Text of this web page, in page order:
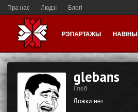
Пра нас Людзі Блогі
РЭПАРТАЖЫ НАВІНЫ
glebans
Глеб
Ложки нет